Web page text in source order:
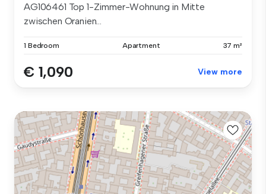
AG106461 Top 1-Zimmer-Wohnung in Mitte
zwischen Oranien...
1 Bedroom Apartment 37 m²
€ 1,090 View more